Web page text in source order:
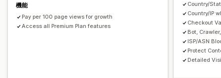
機能
Pay per 100 page views for growth
Access all Premium Plan features
Country/
Country/IP
Checkout
Bot,
ISP/ASN
Protect
Detailed